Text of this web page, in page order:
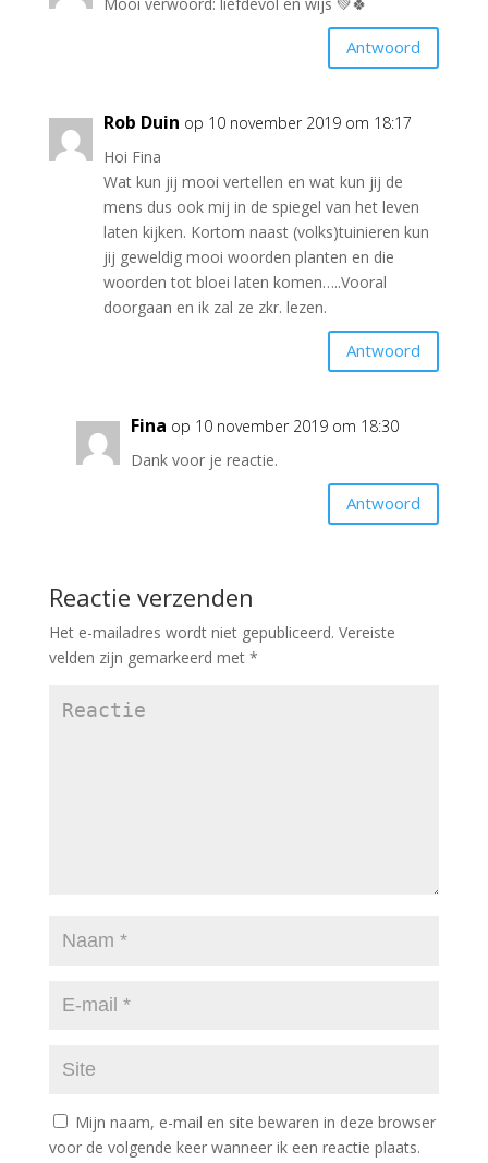
Antwoord
Rob Duin op 10 november 2019 om 18:17
Hoi Fina
Wat kun jij mooi vertellen en wat kun jij de
mens dus ook mij in de spiegel van het leven
laten kijken. Kortom naast (volks)tuinieren kun
jij geweldig mooi woorden planten en die
woorden tot bloei laten komen…..Vooral
doorgaan en ik zal ze zkr. lezen.
Antwoord
Fina op 10 november 2019 om 18:30
Dank voor je reactie.
Antwoord
Reactie verzenden
Het e-mailadres wordt niet gepubliceerd. Vereiste
velden zijn gemarkeerd met *
Mijn naam, e-mail en site bewaren in deze browser
voor de volgende keer wanneer ik een reactie plaats.